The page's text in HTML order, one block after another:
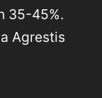
35-45%.
Agrestis